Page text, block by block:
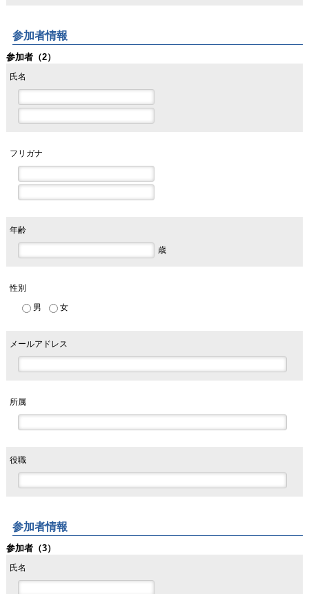
参加者情報
参加者（2）
氏名
フリガナ
年齢
歳
性別
男
女
メールアドレス
所属
役職
参加者情報
参加者（3）
氏名